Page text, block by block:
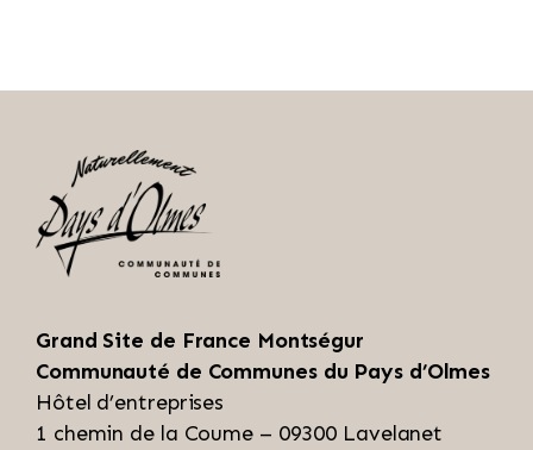
Grand Site de France Montségur
Communauté de Communes du Pays d’Olmes
Hôtel d’entreprises
1 chemin de la Coume – 09300 Lavelanet